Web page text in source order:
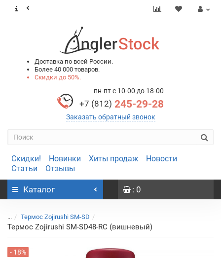
Доставка по всей России.
Более 40 000 товаров.
Скидки до 50%.
пн-пт с 10-00 до 18-00
+7 (812) 245-29-28
Заказать обратный звонок
Скидки! Новинки Хиты продаж
Новости
Статьи
Отзывы
Каталог : 0
... Термос Zojirushi SM-SD
Термос Zojirushi SM-SD48-RC (вишневый)
- 18%